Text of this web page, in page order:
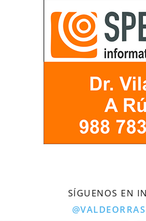
SÍGUENOS EN